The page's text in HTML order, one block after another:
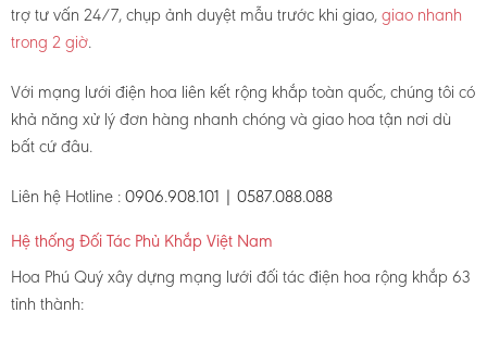
trợ tư vấn 24/7, chụp ảnh duyệt mẫu trước khi giao,giao nhanh
trong 2 giờ.
Với mạng lưới điện hoa liên kết rộng khắp toàn quốc, chúng tôi có
khả năng xử lý đơn hàng nhanh chóng và giao hoa tận nơi dù
bất cứ đâu.
Liên hệ Hotline : 0906.908.101 | 0587.088.088
Hệ thống Đối Tác Phủ Khắp Việt Nam
Hoa Phú Quý xây dựng mạng lưới đối tác điện hoa rộng khắp 63
tỉnh thành: